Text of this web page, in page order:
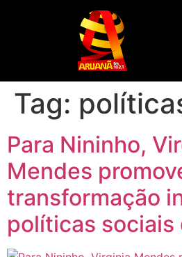
Tag:
Para Nininho,
Mendes
transformação
políticas sociais